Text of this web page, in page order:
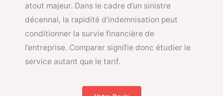
atout majeur. Dans le cadre d’un sinistre
décennal, la rapidité d’indemnisation peut
conditionner la survie financière de
l’entreprise. Comparer signifie donc étudier le
service autant que le tarif.